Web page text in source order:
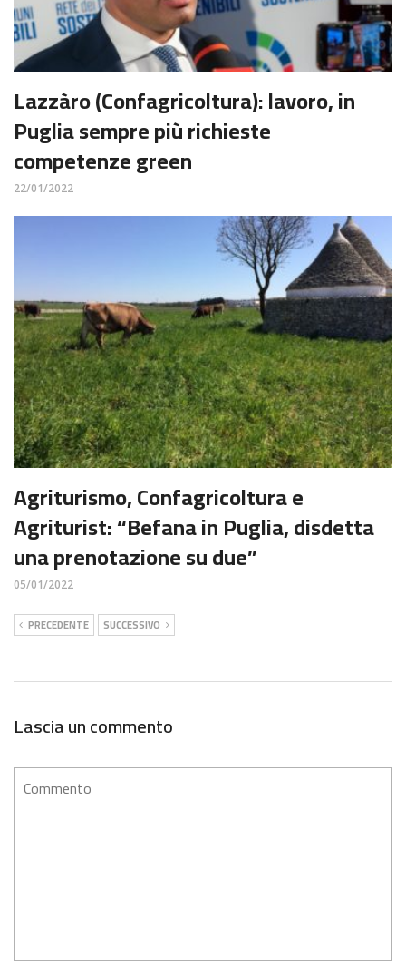
Lazzàro (Confagricoltura): lavoro, in
Puglia sempre più richieste
competenze green
22/01/2022
Agriturismo, Confagricoltura e
Agriturist: “Befana in Puglia, disdetta
una prenotazione su due”
05/01/2022
PRECEDENTE SUCCESSIVO
Lascia un commento